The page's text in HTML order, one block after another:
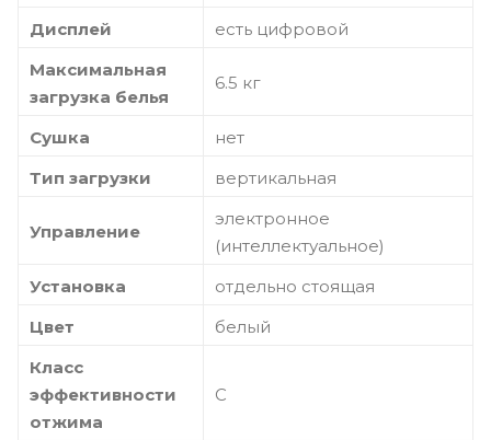
Дисплей
есть цифровой
Максимальная
загрузка белья
6.5 кг
Сушка
нет
Тип загрузки
вертикальная
Управление
электронное
(интеллектуальное)
Установка
отдельно стоящая
Цвет
белый
Класс
эффективности
отжима
C